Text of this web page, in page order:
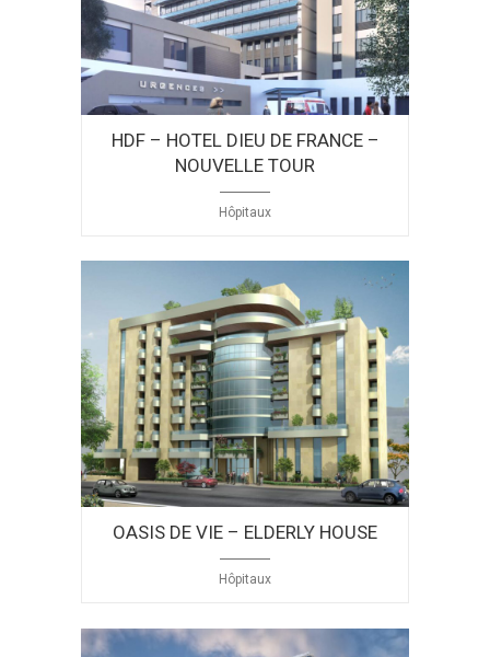
HDF – HOTEL DIEU DE FRANCE –
NOUVELLE TOUR
Hôpitaux
OASIS DE VIE – ELDERLY HOUSE
Hôpitaux